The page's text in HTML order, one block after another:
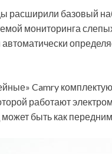
расширили базовый
мониторинга
автоматически
Camry
работают
быть как